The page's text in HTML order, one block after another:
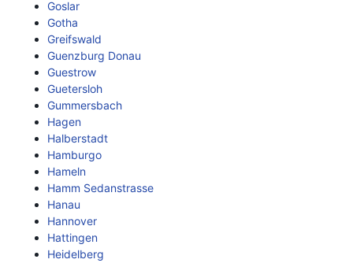
Goslar
Gotha
Greifswald
Guenzburg Donau
Guestrow
Guetersloh
Gummersbach
Hagen
Halberstadt
Hamburgo
Hameln
Hamm Sedanstrasse
Hanau
Hannover
Hattingen
Heidelberg